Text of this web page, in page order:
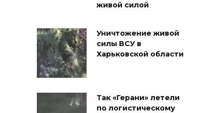
живой силой
Уничтожение живой
силы ВСУ в
Харьковской области
Так «Герани» летели
по логистическому